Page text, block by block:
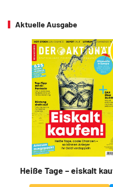
Aktuelle Ausgabe
Heiße Tage – eiskalt